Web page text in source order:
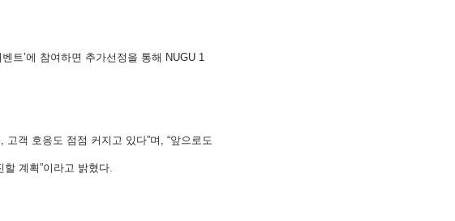
트’에 참여하면 추가선정을 통해 NUGU 1
객 호응도 점점 커지고 있다”며, “앞으로도
계획”이라고 밝혔다.